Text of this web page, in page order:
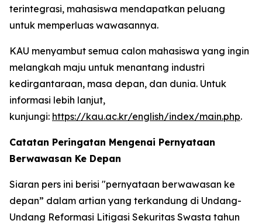
terintegrasi, mahasiswa mendapatkan peluang
untuk memperluas wawasannya.
KAU menyambut semua calon mahasiswa yang ingin
melangkah maju untuk menantang industri
kedirgantaraan, masa depan, dan dunia. Untuk
informasi lebih lanjut,
kunjungi: https://kau.ac.kr/english/index/main.php.
Catatan Peringatan Mengenai Pernyataan
Berwawasan Ke Depan
Siaran pers ini berisi "pernyataan berwawasan ke
depan” dalam artian yang terkandung di Undang-
Undang Reformasi Litigasi Sekuritas Swasta tahun